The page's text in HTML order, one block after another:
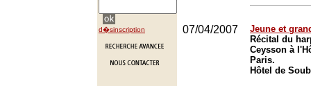
d�sinscription 07/04/2007
Jeune et
Récital du
Ceysson à
Paris.
Hôtel de